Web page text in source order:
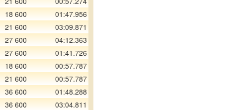
18 600
01:47.956
21 600
03:09.871
27 600
04:12.363
27 600
01:41.726
18 600
00:57.787
21 600
00:57.787
36 600
01:48.288
36 600
03:04.811